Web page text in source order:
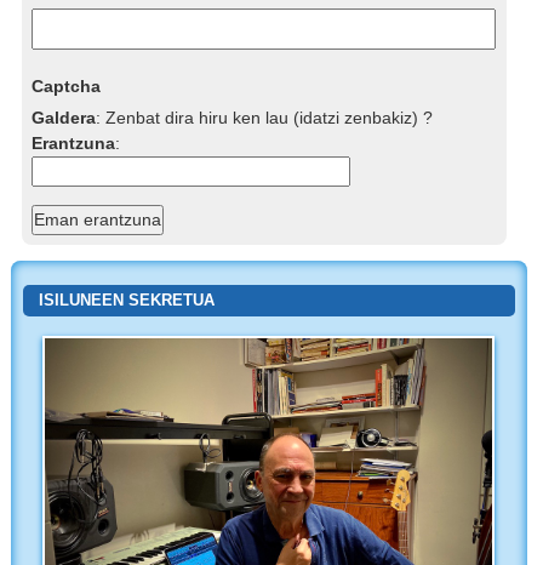
Captcha
Galdera:Zenbat dira hiru ken lau (idatzi zenbakiz) ?
Erantzuna:
ISILUNEEN SEKRETUA